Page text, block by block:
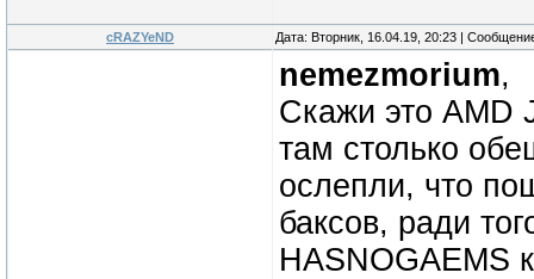
cRAZYeND Дата: Вторник, 16.04.19, 20:23 |
nemezmorium,
Скажи это AMD
там столько
ослепли, что
баксов, ради
HASNOGAEMS